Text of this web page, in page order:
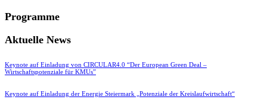
Programme
Aktuelle News
Keynote auf Einladung von CIRCULAR4.0 “Der European Green Deal –
Wirtschaftspotenziale für KMUs”
Keynote auf Einladung der Energie Steiermark „Potenziale der Kreislaufwirtschaft“